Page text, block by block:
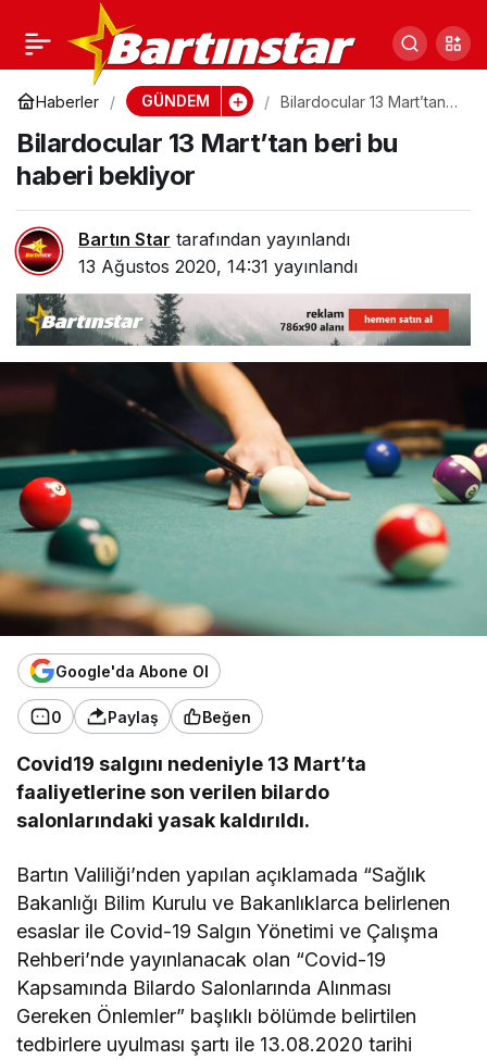
Haberler GÜNDEM
Bilardocular 13 Mart’tan
Bilardocular 13 Mart’tan beri bu
haberi bekliyor
Bartın Star tarafından yayınlandı
13 Ağustos 2020, 14:31 yayınlandı
Google'da Abone Ol
0 Paylaş Beğen
Covid19 salgını nedeniyle 13 Mart’ta
faaliyetlerine son verilen bilardo
salonlarındaki yasak kaldırıldı.
Bartın Valiliği’nden yapılan açıklamada “Sağlık
Bakanlığı Bilim Kurulu ve Bakanlıklarca belirlenen
esaslar ile Covid-19 Salgın Yönetimi ve Çalışma
Rehberi’nde yayınlanacak olan “Covid-19
Kapsamında Bilardo Salonlarında Alınması
Gereken Önlemler” başlıklı bölümde belirtilen
tedbirlere uyulması şartı ile 13.08.2020 tarihi
Bartın’da dikkatsiz
parklar büyük sorun;
işte son örnek
0 Paylaş